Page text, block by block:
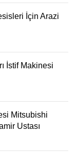
İçin Arazi
İstif Makinesi
Mitsubishi
Ustası